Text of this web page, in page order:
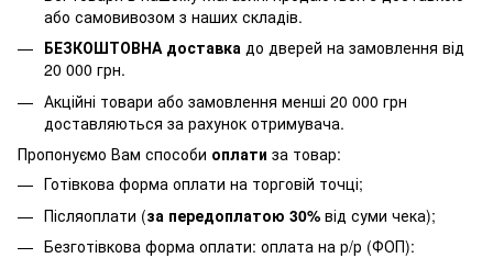
або самовивозом з наших складів.
БЕЗКОШТОВНА доставка до дверей на замовлення від
20 000 грн.
Акційні товари або замовлення менші 20 000 грн
доставляються за рахунок отримувача.
Пропонуємо Вам способи оплати за товар:
Готівкова форма оплати на торговій точці;
Післяоплати (за передоплатою 30% від суми чека);
Безготівкова форма оплати: оплата на р/р (ФОП):